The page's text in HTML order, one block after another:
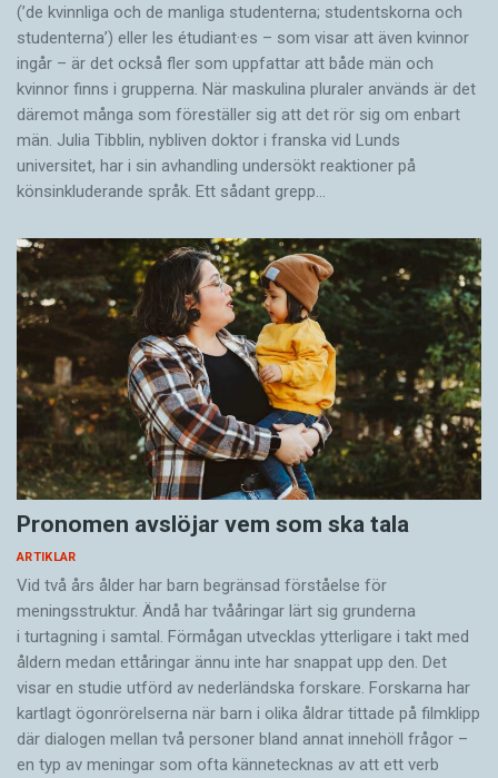
(’de kvinnliga och de manliga studenterna; studentskorna och
studenterna’) eller les étudiant·es – som visar att även kvinnor
ingår – är det också fler som uppfattar att både män och
kvinnor finns i grupperna. När maskulina pluraler används är det
där­emot många som föreställer sig att det rör sig om enbart
män. Julia Tibblin, nybliven doktor i franska vid Lunds
universitet, har i sin avhandling undersökt reaktioner på
könsinkluderande språk. Ett sådant grepp…
Pronomen avslöjar vem som ska tala
ARTIKLAR
Vid två års ålder har barn begränsad förståelse för
meningsstruktur. Ändå har tvååringar lärt sig grunderna
i turtagning i samtal. Förmågan utvecklas ytterligare i takt med
åldern medan ettåringar ännu inte har snappat upp den. Det
visar en studie utförd av nederländska forskare. Forskarna har
kartlagt ögonrörelserna när barn i olika åldrar tittade på filmklipp
där dialogen mellan två personer bland annat innehöll frågor –
en typ av meningar som ofta kännetecknas av att ett verb